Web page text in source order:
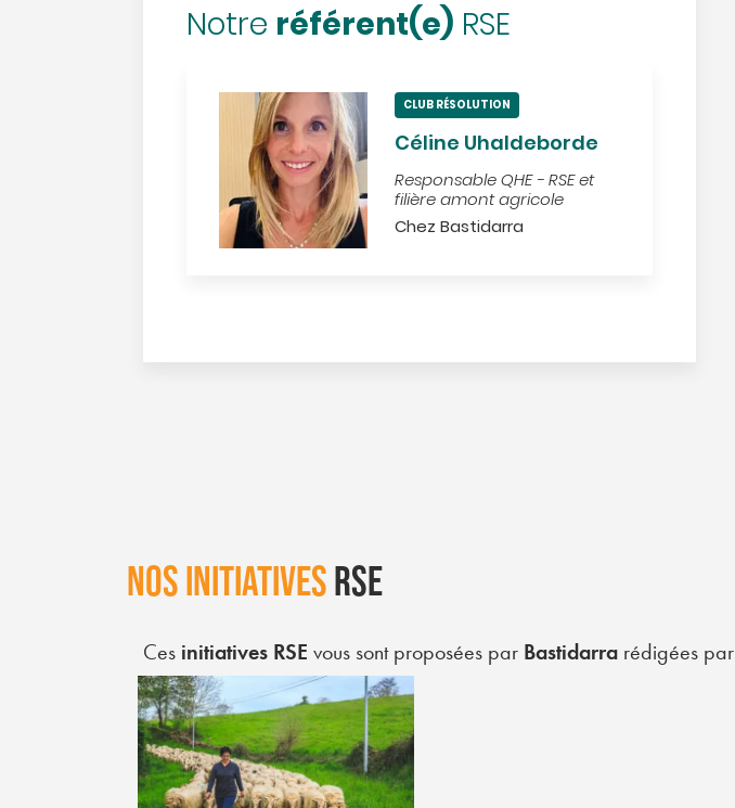
Notre référent(e) RSE
CLUB RÉSOLUTION
Céline Uhaldeborde
Responsable QHE - RSE et
filière amont agricole
Chez Bastidarra
NOS INITIATIVESRSE
Ces initiatives RSE vous sont proposées par Bastidarra rédigées par